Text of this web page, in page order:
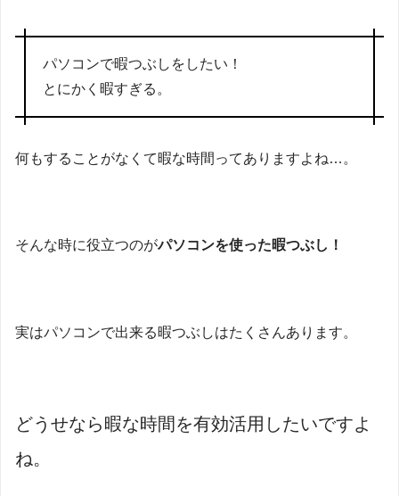
パソコンで暇つぶしをしたい！
とにかく暇すぎる。
何もすることがなくて暇な時間ってありますよね…。
そんな時に役立つのがパソコンを使った暇つぶし！
実はパソコンで出来る暇つぶしはたくさんあります。
どうせなら暇な時間を有効活用したいですよ
ね。